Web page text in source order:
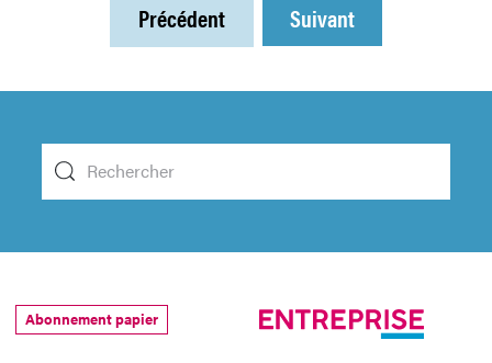
Précédent Suivant
Abonnement papier